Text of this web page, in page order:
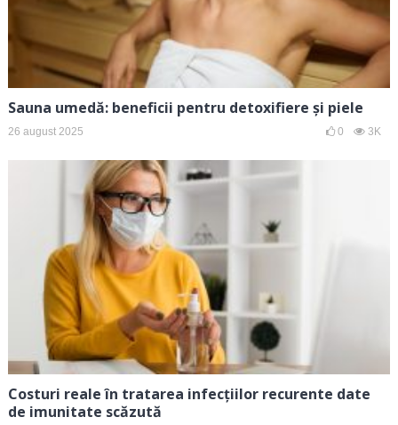
Sauna umedă: beneficii pentru detoxifiere și piele
26 august 2025 0 3K
Costuri reale în tratarea infecțiilor recurente date
de imunitate scăzută